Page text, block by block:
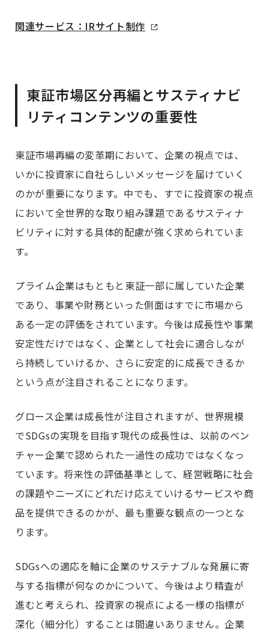
関連サービス：IRサイト制作
東証市場区分再編とサスティナビ
リティコンテンツの重要性
東証市場再編の変革期において、企業の視点では、
いかに投資家に自社らしいメッセージを届けていく
のかが重要になります。中でも、すでに投資家の視点
において全世界的な取り組み課題であるサスティナ
ビリティに対する具体的配慮が強く求められていま
す。
プライム企業はもともと東証一部に属していた企業
であり、事業や財務といった側面はすでに市場から
ある一定の評価をされています。今後は成長性や事業
安定性だけではなく、企業として社会に適合しなが
ら持続していけるか、さらに安定的に成長できるか
という点が注目されることになります。
グロース企業は成長性が注目されますが、世界規模
でSDGsの実現を目指す現代の成長性は、以前のベン
チャー企業で認められた一過性の成功ではなくなっ
ています。将来性の評価基準として、経営戦略に社会
の課題やニーズにどれだけ応えていけるサービスや商
品を提供できるのかが、最も重要な観点の一つとな
ります。
SDGsへの適応を軸に企業のサステナブルな発展に寄
与する指標が何なのかについて、今後はより精査が
進むと考えられ、投資家の視点による一様の指標が
深化（細分化）することは間違いありません。企業